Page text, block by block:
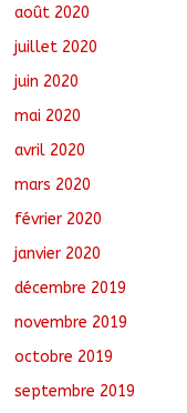
août 2020
juillet 2020
juin 2020
mai 2020
avril 2020
mars 2020
février 2020
janvier 2020
décembre 2019
novembre 2019
octobre 2019
septembre 2019